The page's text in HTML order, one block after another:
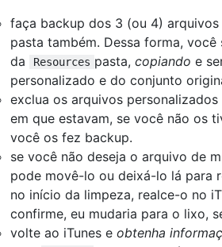
faça backup dos 3 (ou 4)
pasta também. Dessa forma, você
da
Resources pasta, copiando e
personalizado e do conjunto
exclua os arquivos
em que estavam, se você não os
você os fez backup.
se você não deseja o arquivo de
pode movê-lo ou deixá-lo lá para
no início da limpeza, realce-o no
confirme, eu mudaria para o lixo,
volte ao iTunes e obtenha